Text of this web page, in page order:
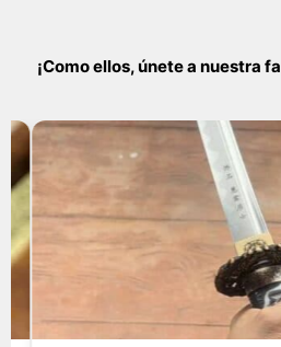
¡Como ellos, únete a nuestra